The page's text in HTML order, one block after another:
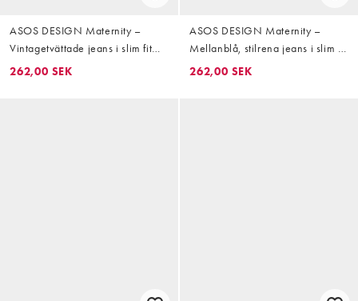
ASOS DESIGN Maternity –
Vintagetvättade jeans i slim fit
och mom-modell
262,00 SEK
ASOS DESIGN Maternity –
Mellanblå, stilrena jeans i slim fit
och mom-modell
262,00 SEK